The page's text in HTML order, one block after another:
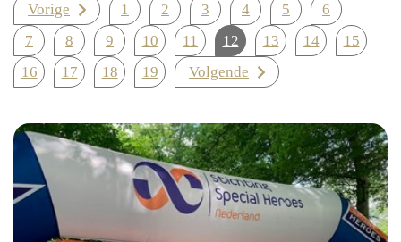
Vorige 1 2 3 4 5
6
7
8 9 10 11 12 13 14
15
16
17 18 19 Volgende